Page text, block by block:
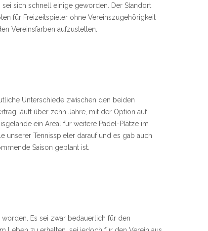
sich schnell einige geworden. Der Standort
für Freizeitspieler ohne Vereinszugehörigkeit
Vereinsfarben aufzustellen.
Unterschiede zwischen den beiden
läuft über zehn Jahre, mit der Option auf
ein Areal für weitere Padel-Plätze im
unserer Tennisspieler darauf und es gab auch
Saison geplant ist.
Es sei zwar bedauerlich für den